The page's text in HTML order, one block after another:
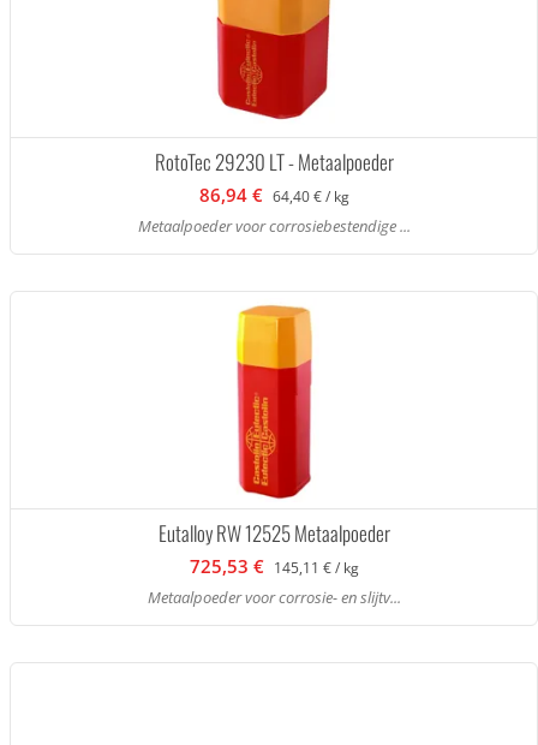
RotoTec 29230 LT - Metaalpoeder
86,94 € 64,40 € / kg
Metaalpoeder voor corrosiebestendige ...
Eutalloy RW 12525 Metaalpoeder
725,53 € 145,11 € / kg
Metaalpoeder voor corrosie- en slijtv...